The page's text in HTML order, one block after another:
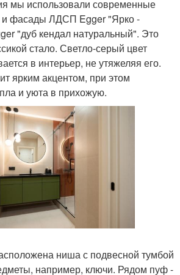
мы использовали современные
и фасады ЛДСП Egger "Ярко -
"дуб кендал натуральный". Это
стало. Светло-серый цвет
в интерьер, не утяжеляя его.
ярким акцентом, при этом
и уюта в прихожую.
ниша с подвесной тумбой
например, ключи. Рядом пуф -